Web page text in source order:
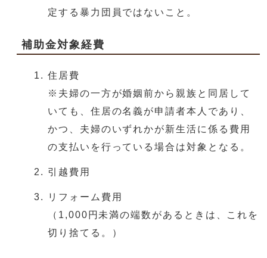
定する暴力団員ではないこと。
補助金対象経費
住居費
※夫婦の一方が婚姻前から親族と同居して
いても、住居の名義が申請者本人であり、
かつ、夫婦のいずれかが新生活に係る費用
の支払いを行っている場合は対象となる。
引越費用
リフォーム費用
（1,000円未満の端数があるときは、これを
切り捨てる。）